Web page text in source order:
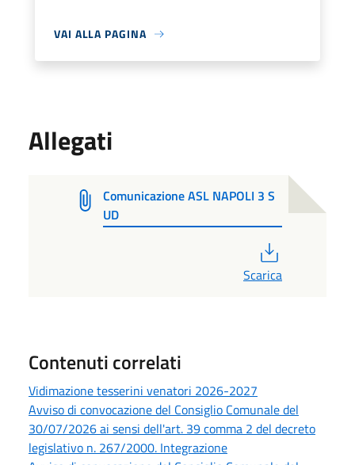
VAI ALLA PAGINA
Allegati
Comunicazione ASL NAPOLI 3 S
UD
Scarica
Contenuti correlati
Vidimazione tesserini venatori 2026-2027
Avviso di convocazione del Consiglio Comunale del
30/07/2026 ai sensi dell'art. 39 comma 2 del decreto
legislativo n. 267/2000. Integrazione